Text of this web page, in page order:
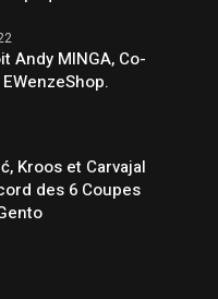
Andy MINGA, Co-
Kroos et Carvajal
des 6 Coupes